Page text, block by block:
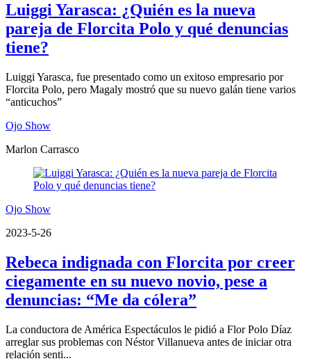
Luiggi Yarasca: ¿Quién es la nueva
pareja de Florcita Polo y qué denuncias
tiene?
Luiggi Yarasca, fue presentado como un exitoso empresario por
Florcita Polo, pero Magaly mostró que su nuevo galán tiene varios
“anticuchos”
Ojo Show
Marlon Carrasco
Ojo Show
2023-5-26
Rebeca indignada con Florcita por creer
ciegamente en su nuevo novio, pese a
denuncias: “Me da cólera”
La conductora de América Espectáculos le pidió a Flor Polo Díaz
arreglar sus problemas con Néstor Villanueva antes de iniciar otra
relación senti...